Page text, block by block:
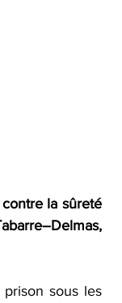
la sûreté
sous les